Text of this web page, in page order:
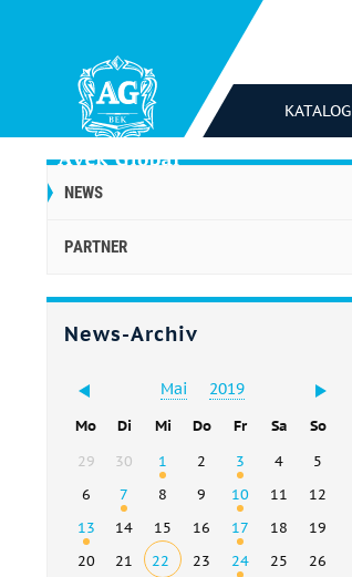
KATALOG
NEWS
PARTNER
News-Archiv
Mai 2019
Mo Di Mi Do Fr Sa
So
29
30 1 2 3 4
5
6
7 8 9 10 11
12
13
14 15 16 17 18
19
20
21 22 23 24 25
26